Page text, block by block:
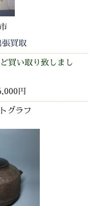
張買取
買い取り致しまし
円
グラフ